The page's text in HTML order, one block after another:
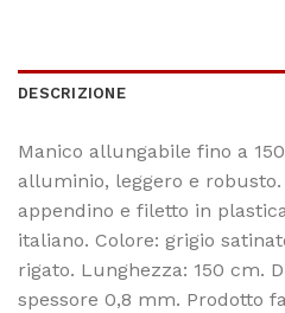
DESCRIZIONE
Manico allungabile fino a
alluminio, leggero e
appendino e filetto in
italiano. Colore: grigio
rigato. Lunghezza: 150 cm.
spessore 0,8 mm. Prodotto